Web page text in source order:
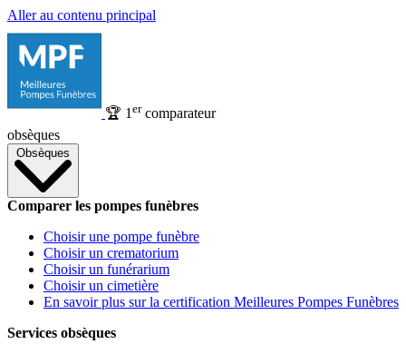
Aller au contenu principal
🏆 1 ercomparateur
obsèques
Obsèques
Comparer les pompes funèbres
Choisir une pompe funèbre
Choisir un crematorium
Choisir un funérarium
Choisir un cimetière
En savoir plus sur la certification Meilleures Pompes Funèbres
Services obsèques